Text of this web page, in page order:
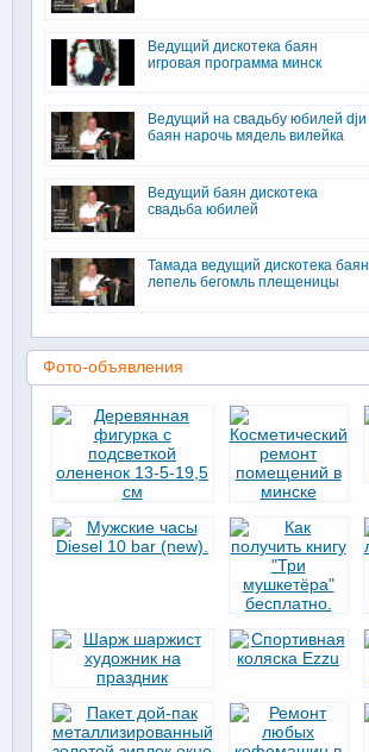
Ведущий дискотека баян
игровая программа минск
Ведущий на свадьбу юбилей djи
баян нарочь мядель вилейка
Ведущий баян дискотека
свадьба юбилей
Тамада ведущий дискотека баян
лепель бегомль плещеницы
Фото-объявления